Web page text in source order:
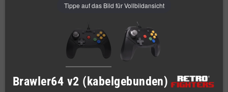
Tippe auf das Bild für Vollbildansicht
Brawler64 v2 (kabelgebunden)